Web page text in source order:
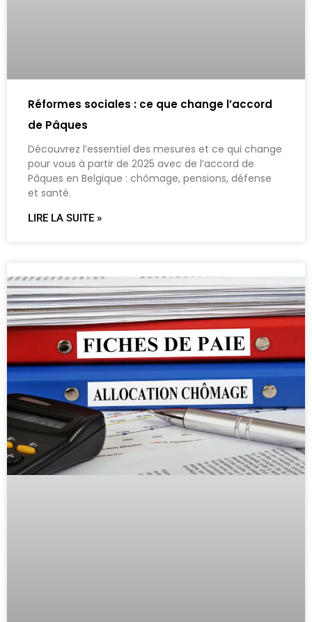
Réformes sociales : ce que change l’accord
de Pâques
Découvrez l’essentiel des mesures et ce qui change
pour vous à partir de 2025 avec de l’accord de
Pâques en Belgique : chômage, pensions, défense
et santé.
LIRE LA SUITE »